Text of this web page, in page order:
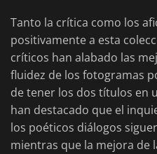
Tanto la crítica como los
positivamente a esta
críticos han alabado las
fluidez de los fotogramas
de tener los dos títulos en
han destacado que el
los poéticos diálogos
mientras que la mejora de